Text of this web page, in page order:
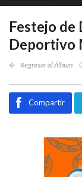
Festejo de
Deportivo
Regresar al Álbum
Compartir